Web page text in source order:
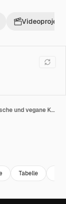
Videoprojekt
Kürbissuppe in weißer Schüssel - Vegetarische und vegane Küche
Tabelle